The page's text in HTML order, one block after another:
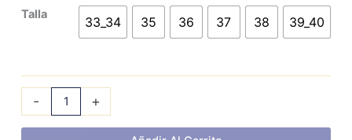
Talla 33_34 35 36 37 38 39_40
-
AD
+